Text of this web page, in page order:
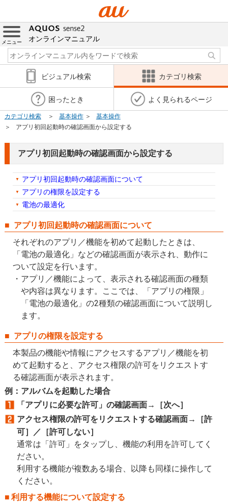
メニュー オンラインマニュアル
ビジュアル検索 カテゴリ検索
困ったとき よく見られるページ
カテゴリ検索 基本操作
基本操作
アプリ初回起動時の確認画面から設定する
アプリ初回起動時の確認画面から設定する
アプリ初回起動時の確認画面について
アプリの権限を設定する
電池の最適化
アプリ初回起動時の確認画面について
それぞれのアプリ／機能を初めて起動したときは、
「電池の最適化」などの確認画面が表示され、動作に
ついて設定を行います。
アプリ／機能によって、表示される確認画面の種類
や内容は異なります。ここでは、「アプリの権限」
「電池の最適化」の2種類の確認画面について説明し
ます。
アプリの権限を設定する
本製品の機能や情報にアクセスするアプリ／機能を初
めて起動すると、アクセス権限の許可をリクエストす
る確認画面が表示されます。
例：アルバムを起動した場合
「アプリに必要な許可」の確認画面→［次へ］
アクセス権限の許可をリクエストする確認画面→［許
可］／［許可しない］
通常は「許可」をタップし、機能の利用を許可してく
ださい。
利用する機能が複数ある場合、以降も同様に操作して
ください。
利用する機能について設定する